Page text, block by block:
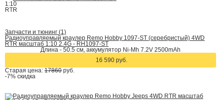
1:10
RTR
Запчасти и тюнинг (1)
Радиоуправляемый краулер Remo Hobby 1097-ST (серебристый) 4WD
RTR масштаб 1:10 2.4G - RH1097-ST
Длина - 50.5 см, аккумулятор Ni-Mh 7.2V 2500mAh
16 590 руб.
Старая цена: 17860 руб.
-7% скидка